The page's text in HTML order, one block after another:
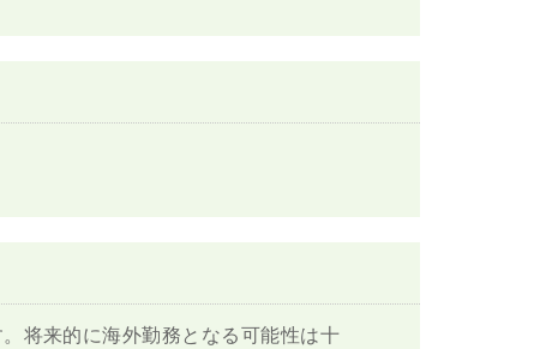
将来的に海外勤務となる可能性は十